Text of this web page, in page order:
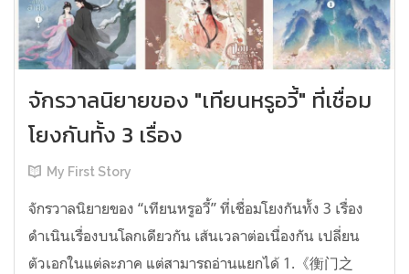
จักรวาลนิยายของ "เทียนหรูอวี้" ที่เชื่อม
โยงกันทั้ง 3 เรื่อง
My First Story
จักรวาลนิยายของ “เทียนหรูอวี้” ที่เชื่อมโยงกันทั้ง 3 เรื่อง
ดำเนินเรื่องบนโลกเดียวกัน เส้นเวลาต่อเนื่องกัน เปลี่ยน
ตัวเอกในแต่ละภาค แต่สามารถอ่านแยกได้ 1.《衡门之